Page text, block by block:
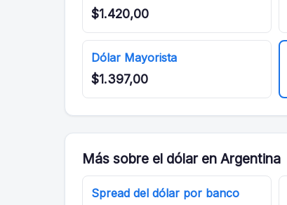
$1.420,00
Dólar Mayorista
$1.397,00
Más sobre el dólar en Argentina
Spread del dólar por banco